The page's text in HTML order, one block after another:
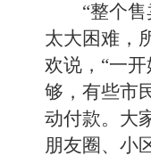
“整个
太大困难，
欢说，“一
够，有些市
动付款。大
朋友圈、小